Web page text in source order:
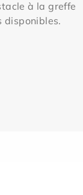
à la greffe
disponibles.